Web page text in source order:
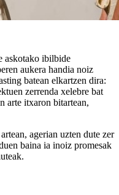
askotako ibilbide
aukera handia noiz
batean elkartzen dira:
zerrenda xelebre bat
arte itxaron bitartean,
agerian uzten dute zer
baina ia inoiz promesak